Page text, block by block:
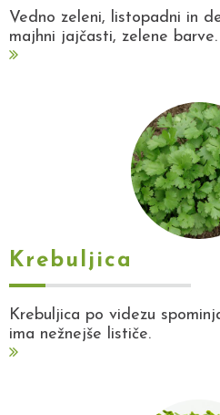
Vedno zeleni, listopadni in
majhni jajčasti, zelene barve.
Krebuljica
Krebuljica po videzu
ima nežnejše lističe.